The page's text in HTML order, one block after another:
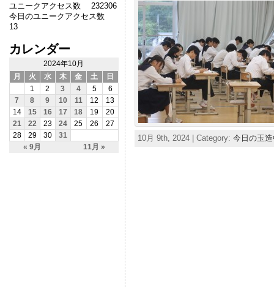
ユニークアクセス数 232306
今日のユニークアクセス数
13
カレンダー
2024年10月
月
火 水 木 金 土 日
« 9月 11月 »
1 2 3 4 5
6
7
8 9 10 11 12
13
14
15 16 17 18 19
20
21
22 23 24 25 26
27
28
29 30 31 10月 9th, 2024 | Category: 今日の玉